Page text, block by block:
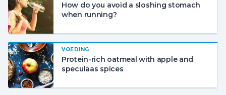
How do you avoid a sloshing stomach
when running?
VOEDING
Protein-rich oatmeal with apple and
speculaas spices